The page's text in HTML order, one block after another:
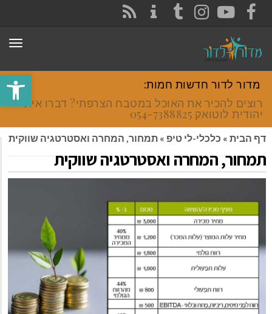
פתח
FACEBOOK
YOUTUBE
INSTAGRAM
TUMBLR
מדור לדור חדשות חמות:
רוצים להכיר את האוכל במטבח הצרפתי? דברו איתי
יהודית לוטואק 054-7388825.
דף הבית » כלכלי-לי טיפ » תמחור, המחרה ואסטרטגיה שווקית
תמחור, המחרה ואסטרטגיה שווקית